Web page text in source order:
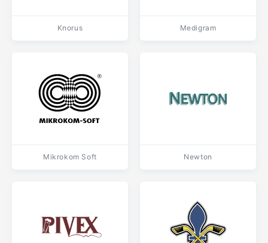
Knorus Medigram
Mikrokom Soft Newton